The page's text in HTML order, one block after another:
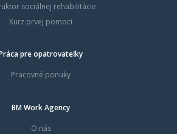
sociálnej rehabilitácie
Kurz prvej pomoci
pre opatrovateľky
Pracovné ponuky
BM Work Agency
O nás